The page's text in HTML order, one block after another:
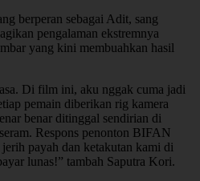
berperan sebagai Adit, sang
pengalaman ekstremnya
yang kini membuahkan hasil
Di film ini, aku nggak cuma jadi
pemain diberikan rig kamera
benar ditinggal sendirian di
Respons penonton BIFAN
payah dan ketakutan kami di
lunas!” tambah Saputra Kori.